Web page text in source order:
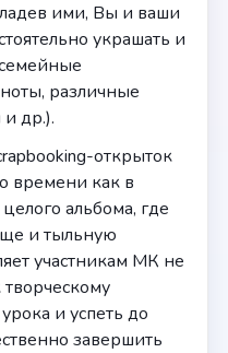
ими, Вы и ваши
украшать и
различные
др.).
открыток
времени как в
альбома, где
и тыльную
участникам МК не
творческому
и успеть до
завершить